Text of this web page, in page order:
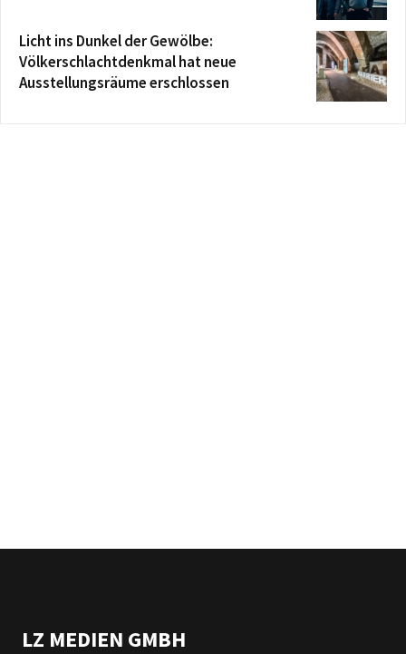
Licht ins Dunkel der Gewölbe:
Völkerschlachtdenkmal hat neue
Ausstellungsräume erschlossen
LZ MEDIEN GMBH